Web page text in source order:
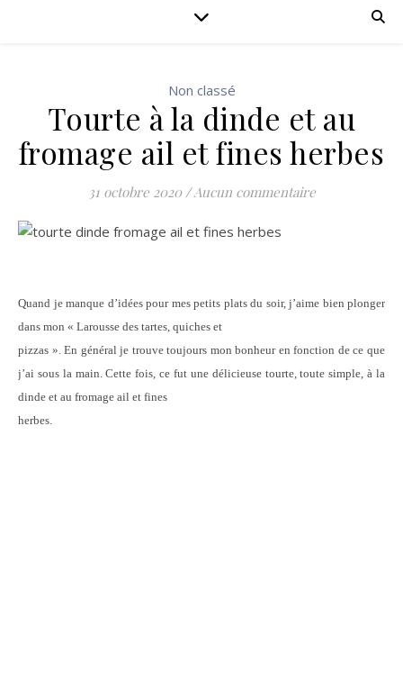
Non classé
Tourte à la dinde et au
fromage ail et fines herbes
31 octobre 2020 /Aucun commentaire
Quand je manque d’idées pour mes petits plats du soir, j’aime bien plonger
dans mon « Larousse des tartes, quiches et
pizzas ». En général je trouve toujours mon bonheur en fonction de ce que
j’ai sous la main. Cette fois, ce fut une délicieuse tourte, toute simple, à la
dinde et au fromage ail et fines
herbes.